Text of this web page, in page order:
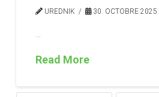
UREDNIK 30. OCTOBRE 2025.
Read More